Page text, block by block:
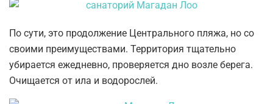
По сути, это продолжение Центрального пляжа, но со
своими преимуществами. Территория тщательно
убирается ежедневно, проверяется дно возле берега.
Очищается от ила и водорослей.